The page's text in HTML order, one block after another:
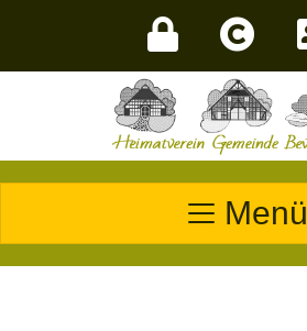
Menü